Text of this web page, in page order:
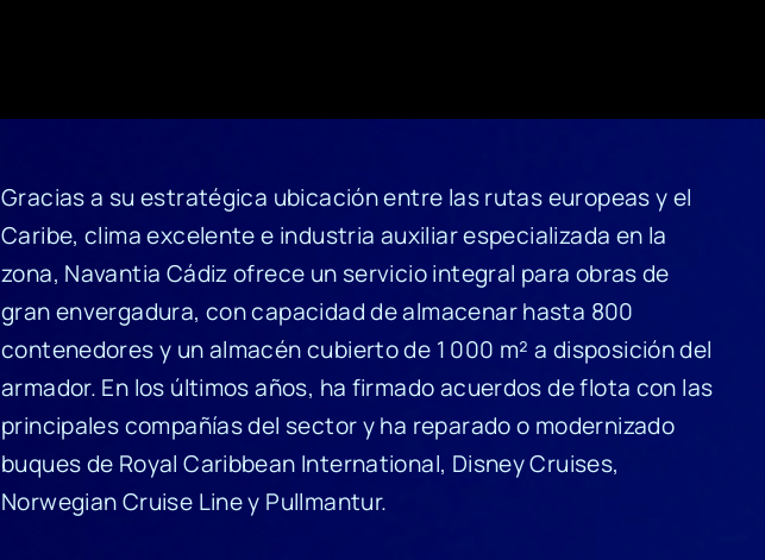
Gracias a su estratégica ubicación entre las rutas europeas y el
Caribe, clima excelente e industria auxiliar especializada en la
zona, Navantia Cádiz ofrece un servicio integral para obras de
gran envergadura, con capacidad de almacenar hasta 800
contenedores y un almacén cubierto de 1 000 m² a disposición del
armador. En los últimos años, ha firmado acuerdos de flota con las
principales compañías del sector y ha reparado o modernizado
buques de Royal Caribbean International, Disney Cruises,
Norwegian Cruise Line y Pullmantur.